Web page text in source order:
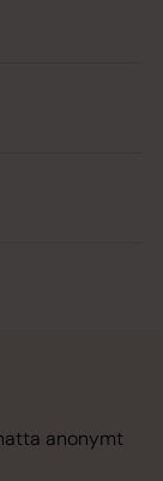
anonymt